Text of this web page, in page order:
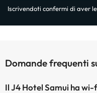
Iscrivendoti confermi di aver
Domande frequenti
Il J4 Hotel Samui ha wi-